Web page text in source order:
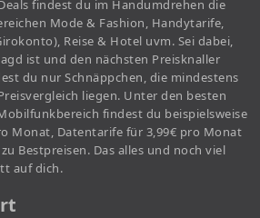
findest du im Handumdrehen die
Mode & Fashion, Handytarife,
Reise & Hotel uvm. Sei dabei,
ist und den nächsten Preisknaller
du nur Schnäppchen, die mindestens
liegen. Unter den besten
findest du beispielsweise
Monat, Datentarife für 3,99€ pro Monat
Bestpreisen. Das alles und noch viel
auf dich.